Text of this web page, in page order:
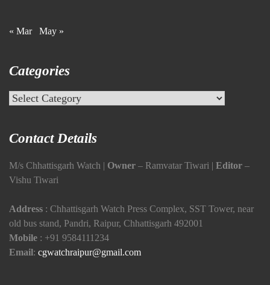
« Mar May »
Categories
Categories
Contact Details
M/s Chhattisgarh Watch | Owner – Ramvatar Tiwari | Editor –
Vishu Tiwari
Address : Chhattisgarh Watch Press Complex, SST Tower, near
old bus stand, Pandri, Raipur, Chhattisgarh 492001
Mobile : +91 9584111234
Email: cgwatchraipur@gmail.com